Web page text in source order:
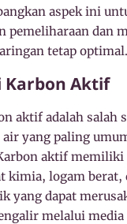
aspek ini
pemeliharaan dan
tetap optimal.
Karbon Aktif
aktif adalah salah
yang paling
aktif memiliki
kimia, logam berat,
yang dapat
melalui